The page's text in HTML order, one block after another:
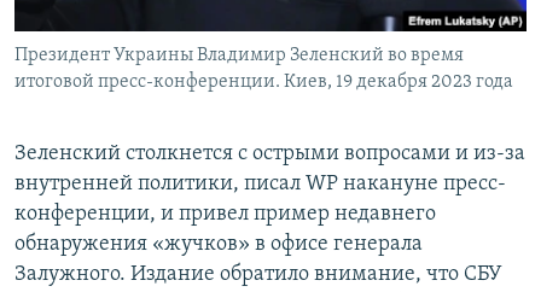
Президент Украины Владимир Зеленский во время
итоговой пресс-конференции. Киев, 19 декабря 2023 года
Зеленский столкнется с острыми вопросами и из-за
внутренней политики, писал WP накануне пресс-
конференции, и привел пример недавнего
обнаружения «жучков» в офисе генерала
Залужного. Издание обратило внимание, что СБУ